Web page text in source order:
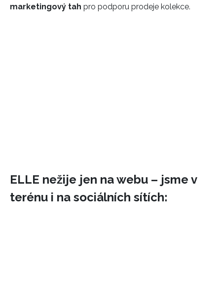
marketingový tah pro podporu prodeje kolekce.
ELLE nežije jen na webu – jsme v
terénu i na sociálních sítích: